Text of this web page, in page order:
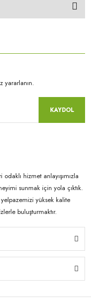
yararlanın.
KAYDOL
hizmet anlayışımızla
sunmak için yola çıktık.
yüksek kalite
buluşturmaktır.